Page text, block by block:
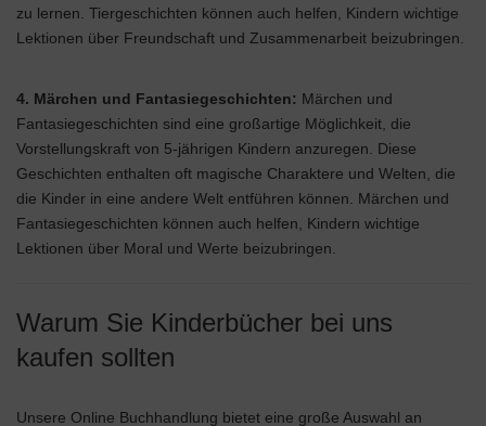
zu lernen. Tiergeschichten können auch helfen, Kindern wichtige
Lektionen über Freundschaft und Zusammenarbeit beizubringen.
4. Märchen und Fantasiegeschichten: Märchen und
Fantasiegeschichten sind eine großartige Möglichkeit, die
Vorstellungskraft von 5-jährigen Kindern anzuregen. Diese
Geschichten enthalten oft magische Charaktere und Welten, die
die Kinder in eine andere Welt entführen können. Märchen und
Fantasiegeschichten können auch helfen, Kindern wichtige
Lektionen über Moral und Werte beizubringen.
Warum Sie Kinderbücher bei uns
kaufen sollten
Unsere Online Buchhandlung bietet eine große Auswahl an